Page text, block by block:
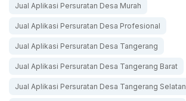
Jual Aplikasi Persuratan Desa Murah
Jual Aplikasi Persuratan Desa Profesional
Jual Aplikasi Persuratan Desa Tangerang
Jual Aplikasi Persuratan Desa Tangerang Barat
Jual Aplikasi Persuratan Desa Tangerang Selatan